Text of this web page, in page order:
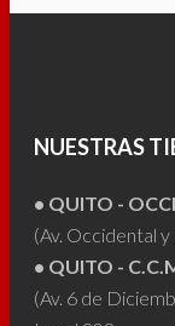
NUESTRAS
• QUITO -
(Av. Occidental
• QUITO -
(Av. 6 de